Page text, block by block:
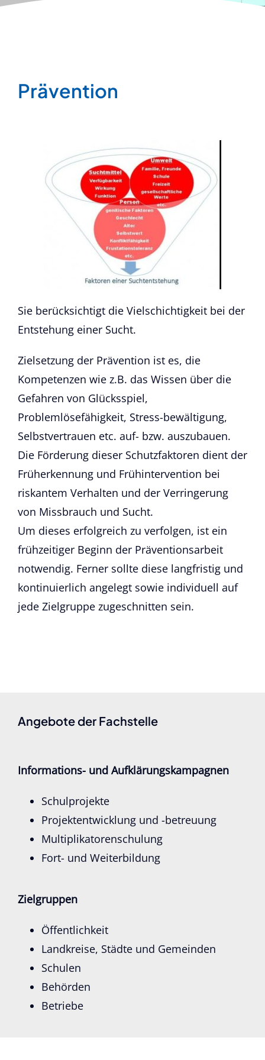
Prävention
Sie berücksichtigt die Vielschichtigkeit bei der
Entstehung einer Sucht.
Zielsetzung der Prävention ist es, die
Kompetenzen wie z.B. das Wissen über die
Gefahren von Glücksspiel,
Problemlösefähigkeit, Stress-bewältigung,
Selbstvertrauen etc. auf- bzw. auszubauen.
Die Förderung dieser Schutzfaktoren dient der
Früherkennung und Frühintervention bei
riskantem Verhalten und der Verringerung
von Missbrauch und Sucht.
Um dieses erfolgreich zu verfolgen, ist ein
frühzeitiger Beginn der Präventionsarbeit
notwendig. Ferner sollte diese langfristig und
kontinuierlich angelegt sowie individuell auf
jede Zielgruppe zugeschnitten sein.
Angebote der Fachstelle
Informations- und Aufklärungskampagnen
Schulprojekte
Projektentwicklung und -betreuung
Multiplikatorenschulung
Fort- und Weiterbildung
Zielgruppen
Öffentlichkeit
Landkreise, Städte und Gemeinden
Schulen
Behörden
Betriebe